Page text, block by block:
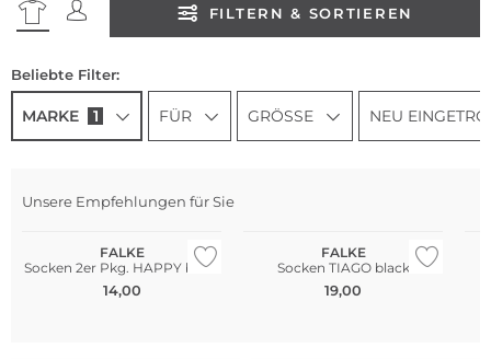
FILTERN & SORTIEREN
Beliebte Filter:
MARKE 1 FÜR GRÖSSE NEU
Unsere Empfehlungen für Sie
Große Größen
FALKE
Socken 2er Pkg. HAPPY black
14,00
FALKE
Socken TIAGO black
19,00